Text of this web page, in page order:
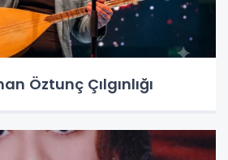
Öztunç Çılgınlığı